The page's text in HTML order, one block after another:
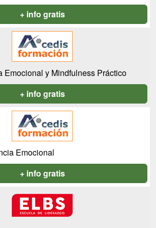
+ info gratis
Emocional y Mindfulness Práctico
+ info gratis
Emocional
+ info gratis